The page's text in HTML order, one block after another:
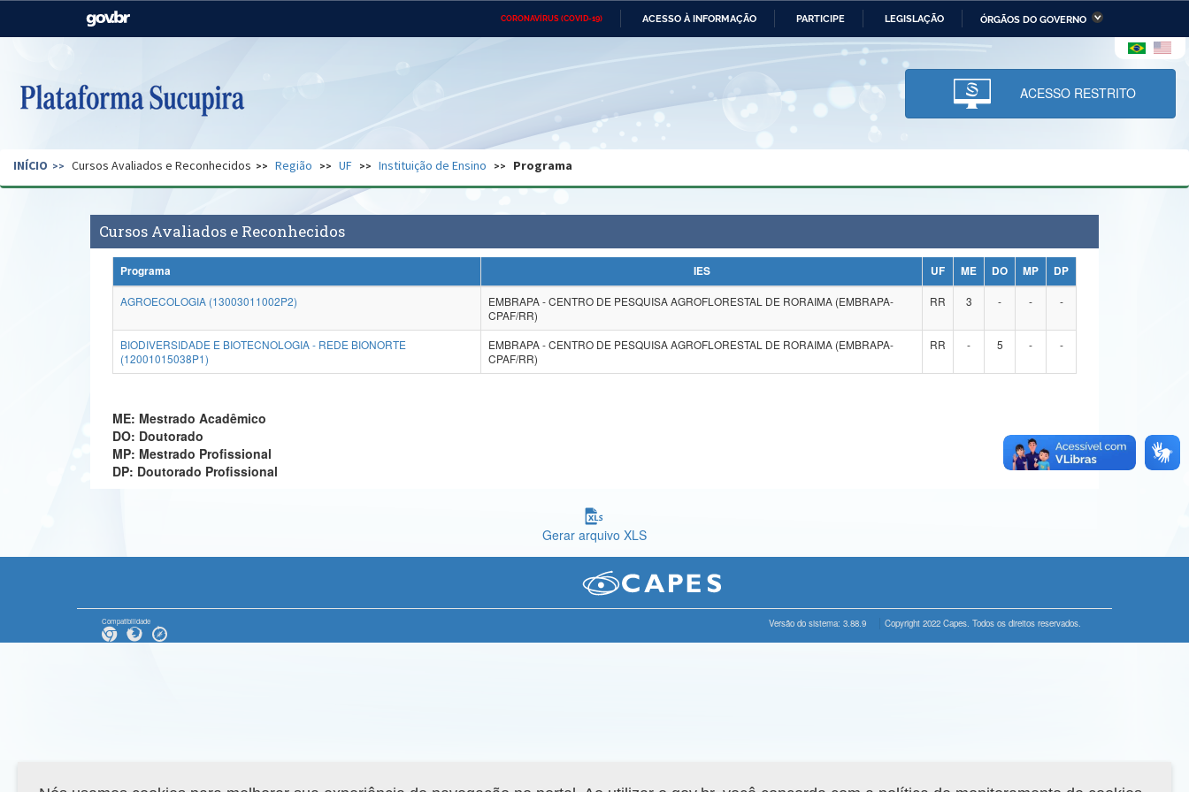
CORONAVÍRUS (COVID-19) ACESSO À INFORMAÇÃO PARTICIPE LEGISLAÇÃO ÓRGÃOS DO GOVERNO
Casa Civil Ministério das Relações Ministério da Economia Ministério da Infraestrutura
Pecuária e Abastecimento
Ministério da Ciência,
Tecnologia, Inovações e
Comunicações
Ministério do Desenvolvimento
Regional e dos Direitos Humanos
Secretaria de Governo Gabinete de Segurança Advocacia-Geral da União Banco Central do Brasil Planalto
ACESSO RESTRITO
INÍCIO Cursos Avaliados e Reconhecidos Região UF Instituição de Ensino Programa
Cursos Avaliados e Reconhecidos
Programa IES UF ME DO MP
DP
AGROECOLOGIA (13003011002P2)
EMBRAPA - CENTRO DE PESQUISA AGROFLORESTAL DE RORAIMA (EMBRAPA-
CPAF/RR)
RR 3 - - -
BIODIVERSIDADE E BIOTECNOLOGIA - REDE BIONORTE
(12001015038P1)
EMBRAPA - CENTRO DE PESQUISA AGROFLORESTAL DE RORAIMA (EMBRAPA-
CPAF/RR)
RR - 5 - -
ME: Mestrado Acadêmico
DO: Doutorado
MP: Mestrado Profissional
DP: Doutorado Profissional
Gerar arquivo XLS
Compatibilidade Versão do sistema: 3.88.9 Copyright 2022 Capes. Todos os direitos reservados.